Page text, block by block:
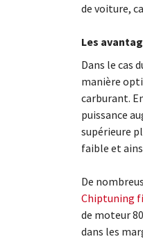
de voiture,
Les
Dans le cas
manière
carburant.
puissance
supérieure
faible et
De
Chiptuning
de moteur
dans les